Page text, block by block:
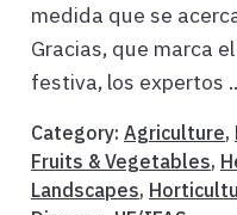
medida que se
Gracias, que marca
festiva, los expertos
Category: Agriculture,
Fruits & Vegetables,
Landscapes,